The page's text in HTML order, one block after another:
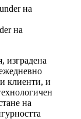
на
изградена
клиенти, и
на